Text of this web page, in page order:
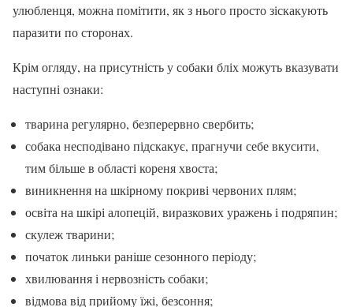
улюбленця, можна помітити, як з нього просто зіскакують
паразити по сторонах.
Крім огляду, на присутність у собаки бліх можуть вказувати
наступні ознаки:
тварина регулярно, безперервно свербить;
собака несподівано підскакує, прагнучи себе вкусити,
тим більше в області кореня хвоста;
виникнення на шкірному покриві червоних плям;
освіта на шкірі алопецій, виразкових уражень і подряпин;
скулеж тварини;
початок линьки раніше сезонного періоду;
хвилювання і нервозність собаки;
відмова від прийому їжі, безсоння;